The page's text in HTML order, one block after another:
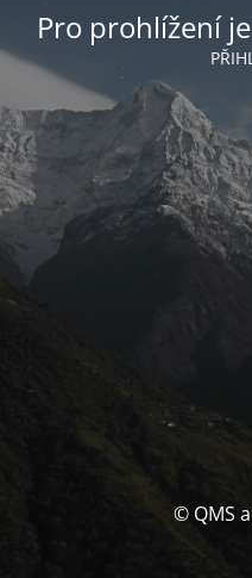
Pro prohlížení
© QMS